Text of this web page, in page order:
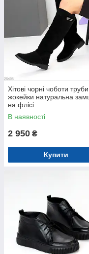
Хітові чорні чоботи труби
жокейки натуральна
на флісі
В наявності
2 950 ₴
Купити